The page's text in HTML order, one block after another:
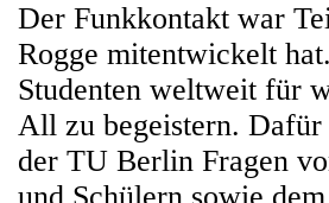
Der Funkkontakt war
Rogge mitentwickelt
Studenten weltweit für
All zu begeistern. Dafür
der TU Berlin Fragen